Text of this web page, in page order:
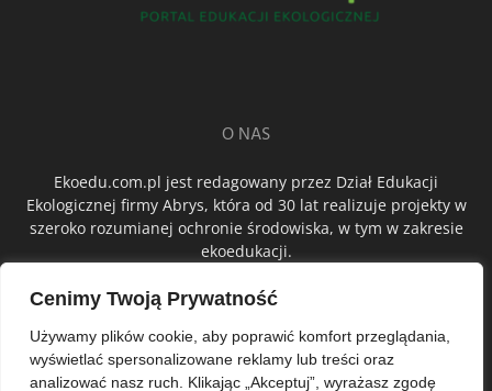
Cenimy Twoją Prywatność
Używamy plików cookie, aby poprawić komfort przeglądania,
wyświetlać spersonalizowane reklamy lub treści oraz
analizować nasz ruch. Klikając „Akceptuj”, wyrażasz zgodę
O NAS
Ekoedu.com.pl jest redagowany przez Dział Edukacji
Ekologicznej firmy Abrys, która od 30 lat realizuje projekty w
szeroko rozumianej ochronie środowiska, w tym w zakresie
ekoedukacji.
ŚLEDŹ NAS